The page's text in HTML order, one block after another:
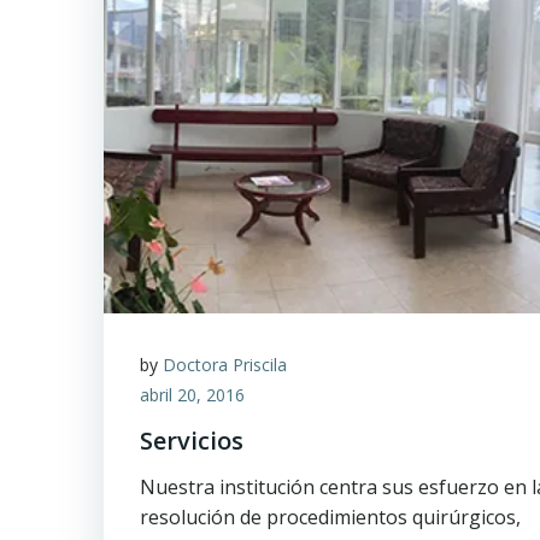
by Doctora Priscila
abril 20, 2016
Servicios
Nuestra institución centra sus esfuerzo en
resolución de procedimientos quirúrgicos,